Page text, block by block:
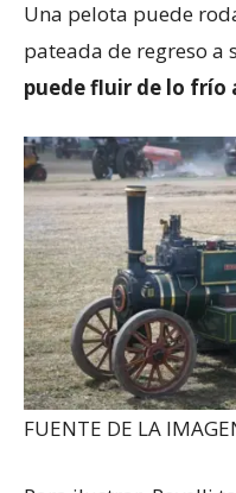
Una pelota puede
pateada de regreso a
puede fluir de lo frío
FUENTE DE LA